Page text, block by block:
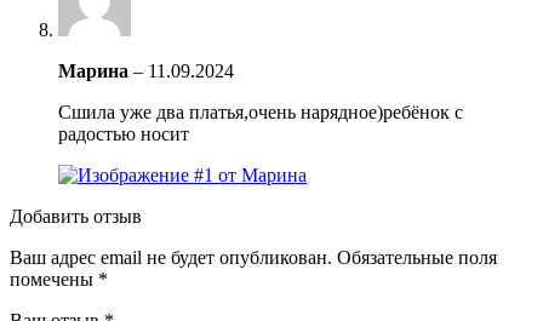
Марина – 11.09.2024
Сшила уже два платья,очень нарядное)ребёнок с
радостью носит
Добавить отзыв
Ваш адрес email не будет опубликован. Обязательные поля
помечены *